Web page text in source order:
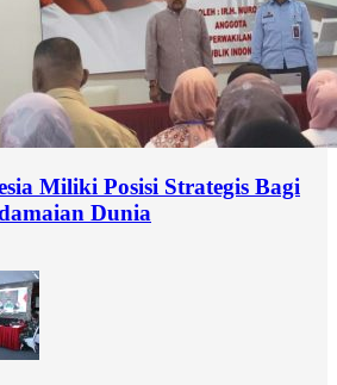
Miliki Posisi Strategis Bagi
Dunia